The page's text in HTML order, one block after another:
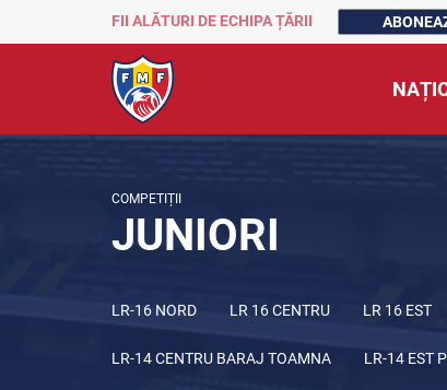
FII ALĂTURI DE ECHIPA ȚĂRII
COMPETIȚII
JUNIORI
LR-16 NORD LR 16 CENTRU LR 16 EST
LR-14 CENTRU BARAJ TOAMNA LR-14 EST